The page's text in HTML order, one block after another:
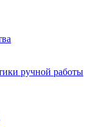
ручной работы